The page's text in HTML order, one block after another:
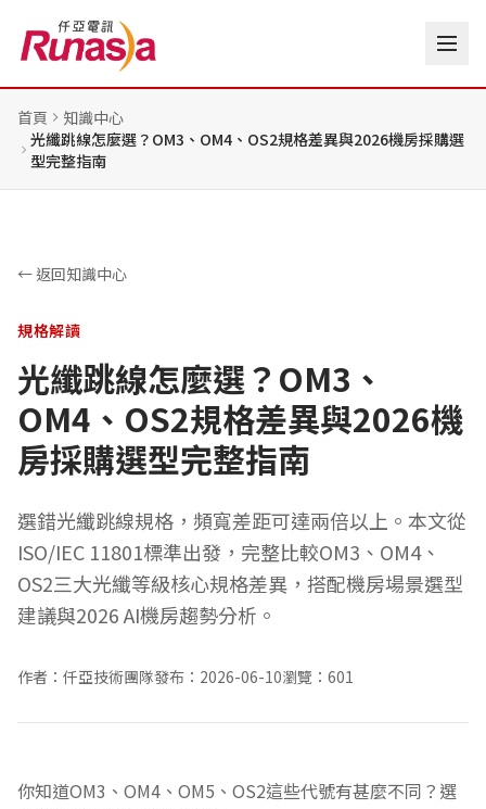
首頁
知識中心
光纖跳線怎麼選？OM3、OM4、OS2規格差異與2026機房採購選
型完整指南
← 返回知識中心
規格解讀
光纖跳線怎麼選？OM3、
OM4、OS2規格差異與2026機
房採購選型完整指南
選錯光纖跳線規格，頻寬差距可達兩倍以上。本文從
ISO/IEC 11801標準出發，完整比較OM3、OM4、
OS2三大光纖等級核心規格差異，搭配機房場景選型
建議與2026 AI機房趨勢分析。
作者：仟亞技術團隊發布：2026-06-10瀏覽：601
你知道OM3、OM4、OM5、OS2這些代號有甚麼不同？選